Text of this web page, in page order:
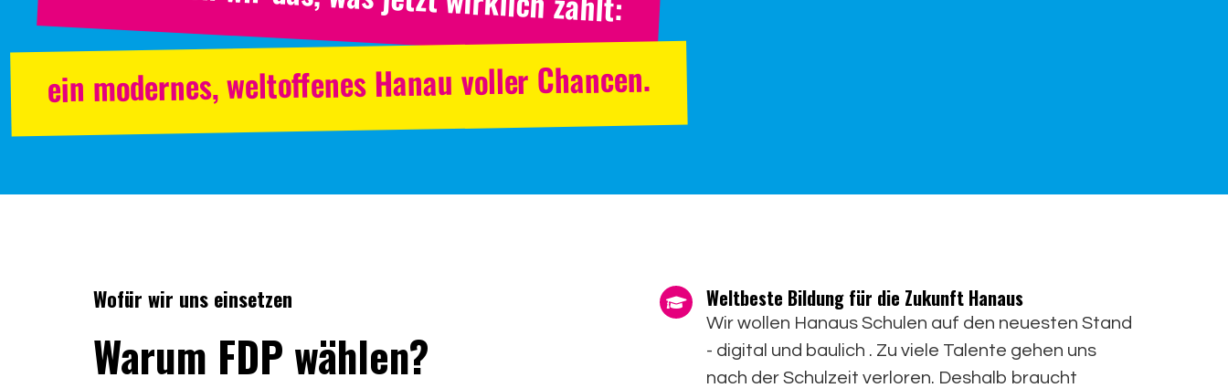
ein modernes, weltoffenes Hanau voller Chancen.
Wofür wir uns einsetzen
Warum FDP wählen?
Weltbeste Bildung für die Zukunft Hanaus
Wir wollen Hanaus Schulen auf den neuesten Stand
- digital und baulich . Zu viele Talente gehen uns
nach der Schulzeit verloren. Deshalb braucht